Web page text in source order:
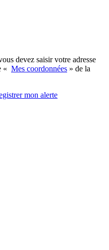
devez saisir votre adresse
« Mes coordonnées » de la
mon alerte